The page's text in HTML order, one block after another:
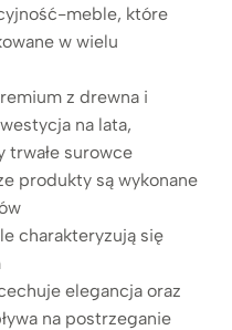
meble, które
w wielu
z drewna i
na lata,
trwałe surowce
produkty są wykonane
charakteryzują się
elegancja oraz
na postrzeganie